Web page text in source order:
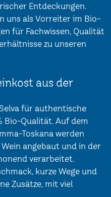
Entdeckungen.
uns als Vorreiter im Bio-
für Fachwissen, Qualität
zu unseren
aus der
für authentische
Bio-Qualität. Auf dem
Toskana werden
angebaut und in der
verarbeitet.
kurze Wege und
Zusätze, mit viel